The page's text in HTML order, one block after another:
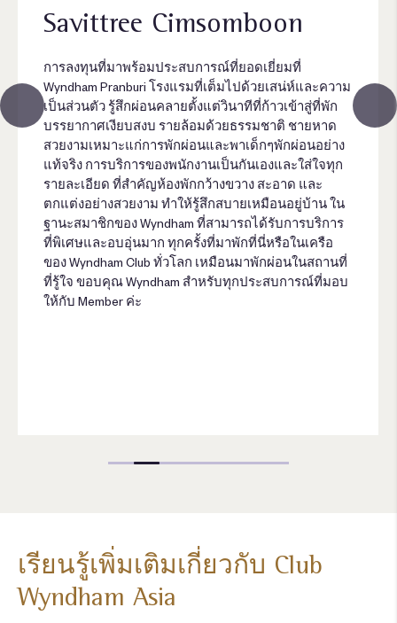
Savittree Cimsomboon
การลงทุนที่มาพร้อมประสบการณ์ที่ยอดเยี่ยมที่
Wyndham Pranburi โรงแรมที่เต็มไปด้วยเสน่ห์และความ
เป็นส่วนตัว รู้สึกผ่อนคลายตั้งแต่วินาทีที่ก้าวเข้าสู่ที่พัก
บรรยากาศเงียบสงบ รายล้อมด้วยธรรมชาติ ชายหาด
สวยงามเหมาะแก่การพักผ่อนและพาเด็กๆพักผ่อนอย่าง
แท้จริง การบริการของพนักงานเป็นกันเองและใส่ใจทุก
รายละเอียด ที่สำคัญห้องพักกว้างขวาง สะอาด และ
ตกแต่งอย่างสวยงาม ทำให้รู้สึกสบายเหมือนอยู่บ้าน ใน
ฐานะสมาชิกของ Wyndham ที่สามารถได้รับการบริการ
ที่พิเศษและอบอุ่นมาก ทุกครั้งที่มาพักที่นี่หรือในเครือ
ของ Wyndham Club ทั่วโลก เหมือนมาพักผ่อนในสถานที่
ที่รู้ใจ ขอบคุณ Wyndham สำหรับทุกประสบการณ์ที่มอบ
ให้กับ Member ค่ะ
เรียนรู้เพิ่มเติมเกี่ยวกับ Club
Wyndham Asia